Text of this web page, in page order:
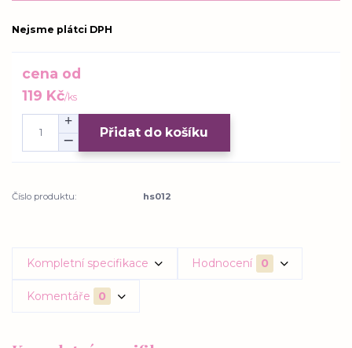
Nejsme plátci DPH
cena od
119 Kč/ks
Přidat do košíku
Číslo produktu: hs012
Kompletní specifikace Hodnocení 0
Komentáře 0